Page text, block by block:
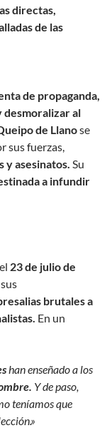
directas,
de las
de propaganda,
desmoralizar al
de Llanose
sus fuerzas,
asesinatos. Su
a infundir
23 de julio de
brutales a
En un
han enseñado a los
Y de paso,
teníamos que